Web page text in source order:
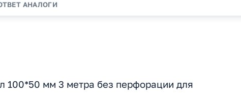
АНАЛОГИ
100*50 мм 3 метра без перфорации для